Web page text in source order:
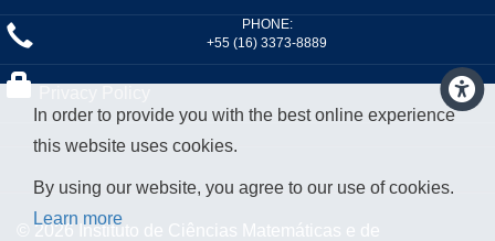
PHONE:
+55 (16) 3373-8889
© 2026 Instituto de Ciências Matemáticas e de
In order to provide you with the best online experience
this website uses cookies.
By using our website, you agree to our use of cookies.
Learn more